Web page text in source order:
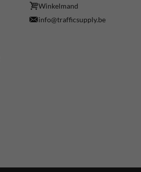
Winkelmand
info@trafficsupply.be